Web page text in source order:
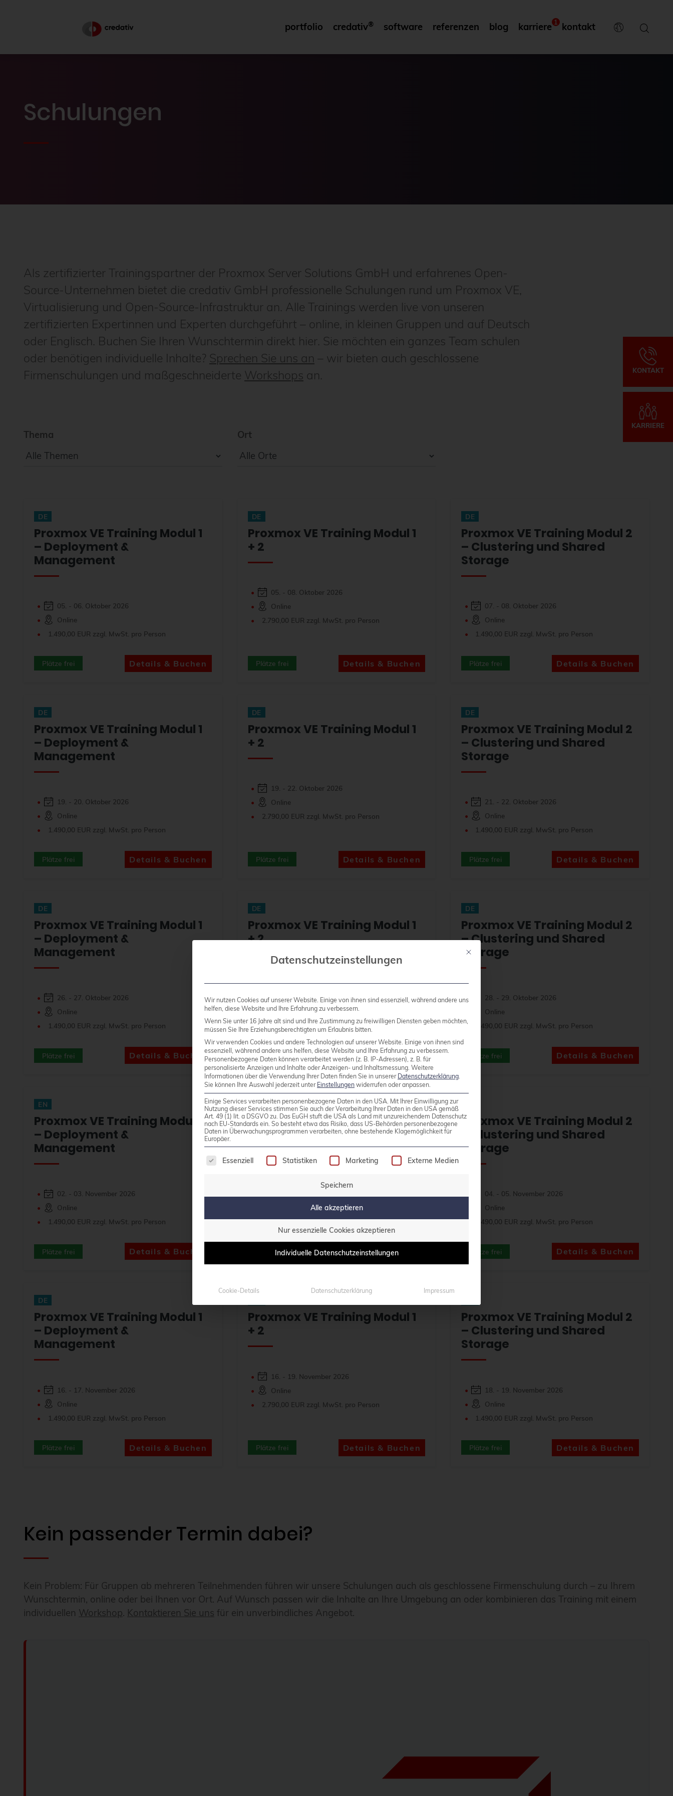
portfolio credativ® software referenzen blog karriere 1 kontakt
Schulungen
KONTAKT
KARRIERE
Als zertifizierter Trainingspartner der Proxmox Server Solutions GmbH und erfahrenes Open-
Source-Unternehmen bietet die credativ GmbH professionelle Schulungen rund um Proxmox VE,
Virtualisierung und Open-Source-Infrastruktur an. Alle Trainings werden live von unseren
zertifizierten Expertinnen und Experten durchgeführt – online, in kleinen Gruppen und auf Deutsch
oder Englisch. Buchen Sie Ihren Wunschtermin direkt hier. Sie möchten ein ganzes Team schulen
oder benötigen individuelle Inhalte? Sprechen Sie uns an – wir bieten auch geschlossene
Firmenschulungen und maßgeschneiderte Workshops an.
Thema Ort
DE
Proxmox VE Training Modul 1
– Deployment &
Management
05. - 06. Oktober 2026
Online
1.490,00 EUR zzgl. MwSt. pro Person
Plätze frei Details & Buchen
DE
Proxmox VE Training Modul 1
+ 2
05. - 08. Oktober 2026
Online
2.790,00 EUR zzgl. MwSt. pro Person
Plätze frei Details & Buchen
DE
Proxmox VE Training Modul 2
– Clustering und Shared
Storage
07. - 08. Oktober 2026
Online
1.490,00 EUR zzgl. MwSt. pro Person
Plätze frei Details & Buchen
DE
Proxmox VE Training Modul 1
– Deployment &
Management
19. - 20. Oktober 2026
Online
1.490,00 EUR zzgl. MwSt. pro Person
Plätze frei Details & Buchen
DE
Proxmox VE Training Modul 1
+ 2
19. - 22. Oktober 2026
Online
2.790,00 EUR zzgl. MwSt. pro Person
Plätze frei Details & Buchen
DE
Proxmox VE Training Modul 2
– Clustering und Shared
Storage
21. - 22. Oktober 2026
Online
1.490,00 EUR zzgl. MwSt. pro Person
Plätze frei Details & Buchen
DE
Proxmox VE Training Modul 1
– Deployment &
Management
26. - 27. Oktober 2026
Online
1.490,00 EUR zzgl. MwSt. pro Person
Plätze frei Details & Buchen
DE
Proxmox VE Training Modul 1
+ 2
26. - 29. Oktober 2026
Online
2.790,00 EUR zzgl. MwSt. pro Person
Plätze frei Details & Buchen
DE
Proxmox VE Training Modul 2
– Clustering und Shared
Storage
28. - 29. Oktober 2026
Online
1.490,00 EUR zzgl. MwSt. pro Person
Plätze frei Details & Buchen
EN
Proxmox VE Training Modul 1
– Deployment &
Management
02. - 03. November 2026
Online
1.490,00 EUR zzgl. MwSt. pro Person
Plätze frei Details & Buchen
EN
Proxmox VE Training Modul 1
+ 2
2.790,00 EUR zzgl. MwSt. pro Person
Plätze frei Details & Buchen
Proxmox VE Training Modul 2
– Clustering und Shared
Storage
04. - 05. November 2026
Online
1.490,00 EUR zzgl. MwSt. pro Person
Plätze frei Details & Buchen
DE
Proxmox VE Training Modul 1
– Deployment &
Management
16. - 17. November 2026
Online
1.490,00 EUR zzgl. MwSt. pro Person
Plätze frei Details & Buchen
Proxmox VE Training Modul 1
+ 2
16. - 19. November 2026
Online
2.790,00 EUR zzgl. MwSt. pro Person
Plätze frei Details & Buchen
Proxmox VE Training Modul 2
– Clustering und Shared
Storage
18. - 19. November 2026
Online
1.490,00 EUR zzgl. MwSt. pro Person
Plätze frei Details & Buchen
Kein passender Termin dabei?
Kein Problem: Für Gruppen ab mehreren Teilnehmenden führen wir unsere Schulungen auch als geschlossene Firmenschulung durch – zu Ihrem
Wunschtermin, online oder bei Ihnen vor Ort. Auf Wunsch passen wir die Inhalte an Ihre Umgebung an oder kombinieren das Training mit einem
individuellen Workshop. Kontaktieren Sie uns für ein unverbindliches Angebot.
Mit diesem Button wird der Dialog geschlossen. Seine Funktionalität ist
Datenschutzeinstellungen
Wir nutzen Cookies auf unserer Website. Einige von ihnen sind essenziell, während andere uns
helfen, diese Website und Ihre Erfahrung zu verbessern.
Wenn Sie unter 16 Jahre alt sind und Ihre Zustimmung zu freiwilligen Diensten geben möchten,
müssen Sie Ihre Erziehungsberechtigten um Erlaubnis bitten.
Wir verwenden Cookies und andere Technologien auf unserer Website. Einige von ihnen sind
essenziell, während andere uns helfen, diese Website und Ihre Erfahrung zu verbessern.
Personenbezogene Daten können verarbeitet werden (z. B. IP-Adressen), z. B. für
personalisierte Anzeigen und Inhalte oder Anzeigen- und Inhaltsmessung. Weitere
Informationen über die Verwendung Ihrer Daten finden Sie in unserer Datenschutzerklärung
Sie können Ihre Auswahl jederzeit unter Einstellungen widerrufen oder anpassen.
Einige Services verarbeiten personenbezogene Daten in den USA. Mit Ihrer Einwilligung zur
Nutzung dieser Services stimmen Sie auch der Verarbeitung Ihrer Daten in den USA gemäß
Art. 49 (1) lit. a DSGVO zu. Das EuGH stuft die USA als Land mit unzureichendem Datenschutz
nach EU-Standards ein. So besteht etwa das Risiko, dass US-Behörden personenbezogene
Daten in Überwachungsprogrammen verarbeiten, ohne bestehende Klagemöglichkeit für
Europäer.
Es folgt eine Liste der Service-Gruppen, für die eine Einwilligung erteilt werden kann. Die erste Service-
Essenziell Statistiken Marketing Externe Medien
Speichern
Alle akzeptieren
Nur essenzielle Cookies akzeptieren
Individuelle Datenschutzeinstellungen
Cookie-Details Datenschutzerklärung Impressum